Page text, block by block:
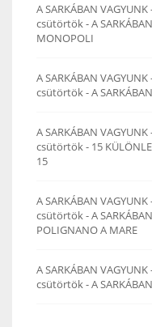
A SARKÁBAN
csütörtök-A
MONOPOLI
A SARKÁBAN
csütörtök-A
A SARKÁBAN
csütörtök- 15
15
A SARKÁBAN
csütörtök-A
POLIGNANO A MARE
A SARKÁBAN
csütörtök-A